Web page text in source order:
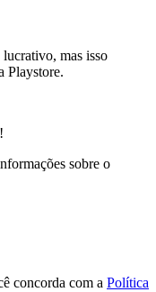
mas isso
Playstore.
sobre o
concorda com a Política